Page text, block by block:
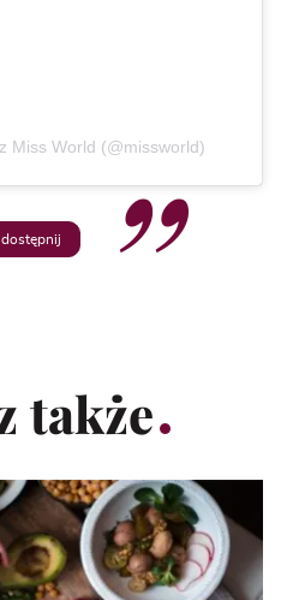
Miss World (@missworld)
także